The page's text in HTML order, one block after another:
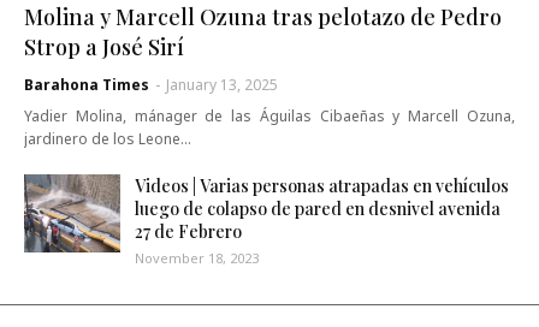
Molina y Marcell Ozuna tras pelotazo de Pedro
Strop a José Sirí
Barahona Times - January 13, 2025
Yadier Molina, mánager de las Águilas Cibaeñas y Marcell Ozuna,
jardinero de los Leone…
Videos | Varias personas atrapadas en vehículos
luego de colapso de pared en desnivel avenida
27 de Febrero
November 18, 2023